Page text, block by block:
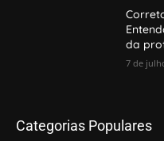
da
7 de
Categorias Populares